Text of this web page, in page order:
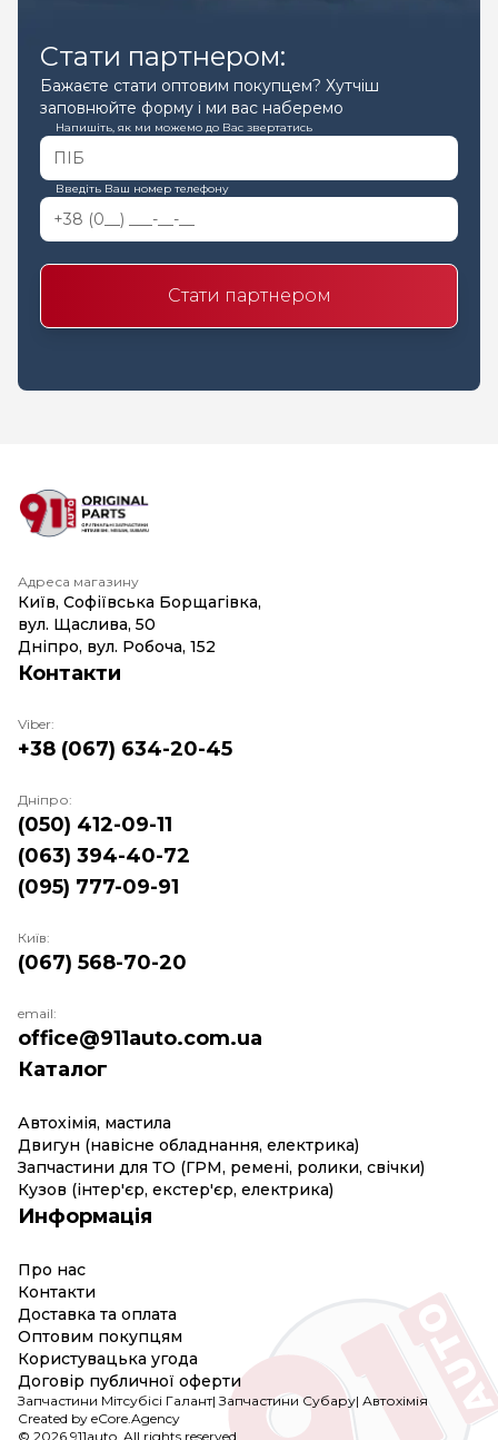
Стати партнером:
Бажаєте стати оптовим покупцем? Хутчіш
заповнюйте форму і ми вас наберемо
Напишіть, як ми можемо до Вас звертатись
Введіть Ваш номер телефону
Стати партнером
Адреса магазину
Київ, Софіївська Борщагівка,
вул. Щаслива, 50
Дніпро, вул. Робоча, 152
Каталог
Автохімія, мастила
Двигун (навісне обладнання, електрика)
Запчастини для ТО (ГРМ, ремені, ролики, свічки)
Кузов (інтер'єр, екстер'єр, електрика)
Информація
Про нас
Контакти
Доставка та оплата
Оптовим покупцям
Користувацька угода
Договір публичної оферти
Контакти
Viber:
+38 (067) 634-20-45
Дніпро:
(050) 412-09-11
(063) 394-40-72
(095) 777-09-91
Київ:
(067) 568-70-20
email:
office@911auto.com.ua
Created by eCore.Agency
Запчастини Мітсубісі Галант|Запчастини Субару| Автохімія
© 2026 911auto. All rights reserved